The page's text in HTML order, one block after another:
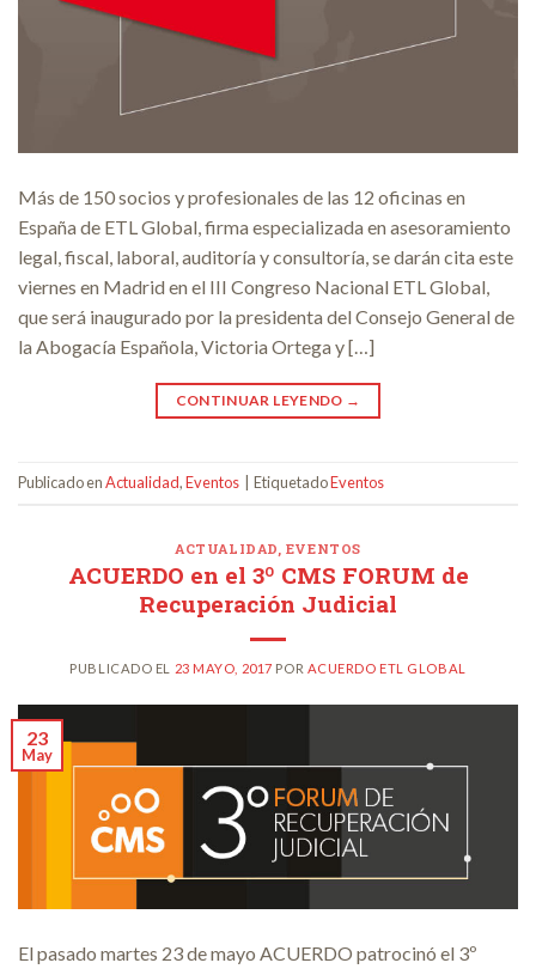
Más de 150 socios y profesionales de las 12 oficinas en
España de ETL Global, firma especializada en asesoramiento
legal, fiscal, laboral, auditoría y consultoría, se darán cita este
viernes en Madrid en el III Congreso Nacional ETL Global,
que será inaugurado por la presidenta del Consejo General de
la Abogacía Española, Victoria Ortega y […]
CONTINUAR LEYENDO →
Publicado enActualidad,Eventos EtiquetadoEventos
ACTUALIDAD EVENTOS
ACUERDO en el 3º CMS FORUM de
Recuperación Judicial
PUBLICADO EL 23 MAYO, 2017 POR ACUERDO ETL GLOBAL
23
May
El pasado martes 23 de mayo ACUERDO patrocinó el 3º